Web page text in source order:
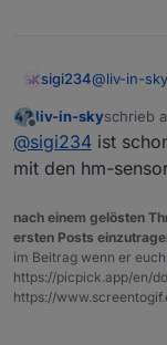
sigi234@liv-in-sky
@
Offline
liv-in-skyschrieb
zuletzt
@sigi234 ist
mit den hm-
nach einem gelösten
ersten Posts
im Beitrag wenn er
https://picpick.app/en/
https://